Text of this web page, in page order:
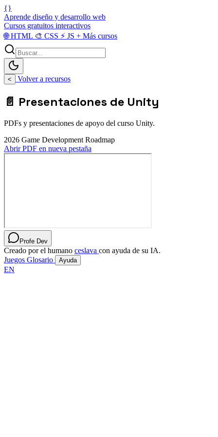
{}
Aprende diseño y desarrollo web
Cursos gratuitos interactivos
🌐HTML 🎨 CSS ⚡ JS + Más cursos
< Volver a recursos
📄 Presentaciones de Unity
PDFs y presentaciones de apoyo del curso Unity.
2026 Game Development Roadmap
Abrir PDF en nueva pestaña
Profe Dev
Creado por el humano ceslava con ayuda de su IA.
Juegos Glosario Ayuda
EN